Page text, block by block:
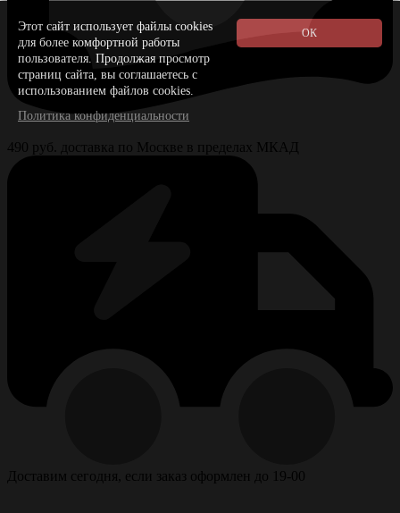
490 руб. доставка по Москве в пределах МКАД
Доставим сегодня, если заказ оформлен до 19-00
Этот сайт использует файлы cookies
для более комфортной работы
пользователя. Продолжая просмотр
страниц сайта, вы соглашаетесь с
использованием файлов cookies.
Политика конфиденциальности